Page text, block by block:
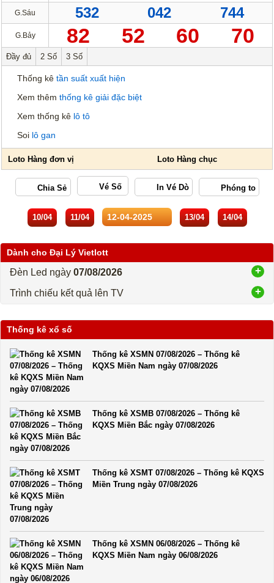
G.Sáu 532 042 744
G.Bảy 82 52 60 70
Đầy đủ 2 Số 3 Số
Thống kê tần suất xuất hiện
Xem thêm thống kê giải đặc biệt
Xem thống kê lô tô
Soi lô gan
Vé Số
10/04 11/04 13/04 14/04
Dành cho Đại Lý Vietlott
Đèn Led ngày 07/08/2026
Trình chiếu kết quả lên TV
Thống kê xổ số
Thống kê XSMN 07/08/2026 – Thống kê
KQXS Miền Nam ngày 07/08/2026
Thống kê XSMB 07/08/2026 – Thống kê
KQXS Miền Bắc ngày 07/08/2026
Thống kê XSMT 07/08/2026 – Thống kê KQXS
Miền Trung ngày 07/08/2026
Thống kê XSMN 06/08/2026 – Thống kê
KQXS Miền Nam ngày 06/08/2026